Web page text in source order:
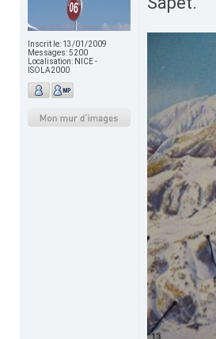
Inscrit le: 13/01/2009
Messages:5200
Localisation: NICE -
ISOLA2000